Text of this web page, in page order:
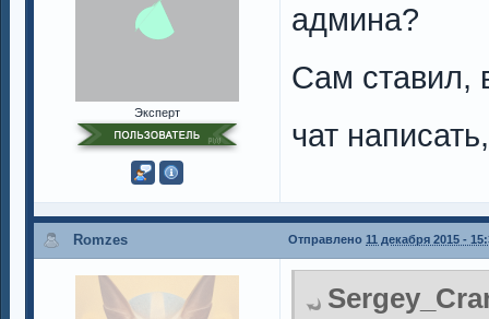
Эксперт
админа?
Сам ставил,
чат
Romzes Отправлено 11 декабря 2015 -